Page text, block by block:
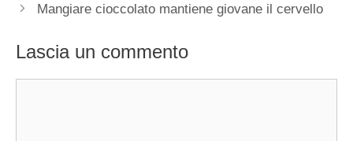
Mangiare cioccolato mantiene giovane il cervello
Lascia un commento